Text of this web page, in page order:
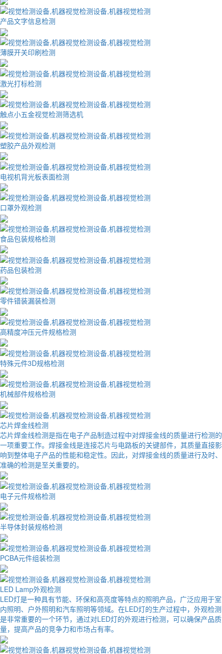
产品文字信息检测
薄膜开关印刷检测
激光打标检测
触点小五金视觉检测筛选机
塑胶产品外观检测
电视机背光板表面检测
口罩外观检测
食品包装规格检测
药品包装检测
零件错装漏装检测
高精度冲压元件规格检测
特殊元件3D规格检测
机械部件规格检测
芯片焊金线检测
芯片焊金线检测是指在电子产品制造过程中对焊接金线的质量进行检测的
一项重要工作。焊接金线是连接芯片与电路板的关键部件，其质量直接影
响到整体电子产品的性能和稳定性。因此，对焊接金线的质量进行及时、
准确的检测是至关重要的。
电子元件规格检测
半导体封装规格检测
PCBA元件组装检测
LED Lamp外观检测
LED灯是一种具有节能、环保和高亮度等特点的照明产品，广泛应用于室
内照明、户外照明和汽车照明等领域。在LED灯的生产过程中，外观检测
是非常重要的一个环节，通过对LED灯的外观进行检测，可以确保产品质
量，提高产品的竞争力和市场占有率。